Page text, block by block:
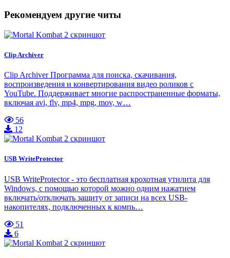
Рекомендуем другие читы
Clip Archiver
Clip Archiver Программа для поиска, скачивания,
воспроизведения и конвертирования видео роликов с
YouTube. Поддерживает многие распространенные форматы,
включая avi, flv, mp4, mpg, mov, w…
56
12
USB WriteProtector
USB WriteProtector - это бесплатная крохотная утилита для
Windows, с помощью которой можно одним нажатием
включать/отключать защиту от записи на всех USB-
накопителях, подключенных к компь…
51
6